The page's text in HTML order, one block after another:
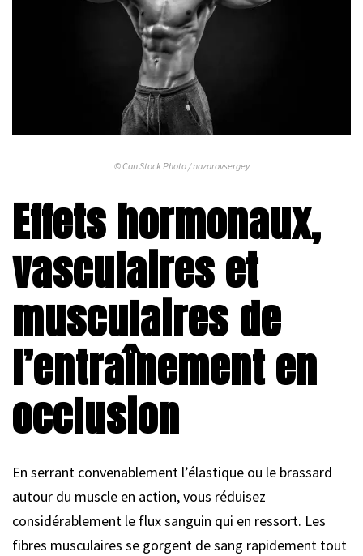
© Can Stock Photo / nazarovsergey
Effets hormonaux,
vasculaires et
musculaires de
l’entraînement en
occlusion
En serrant convenablement l’élastique ou le brassard
autour du muscle en action, vous réduisez
considérablement le flux sanguin qui en ressort. Les
fibres musculaires se gorgent de sang rapidement tout